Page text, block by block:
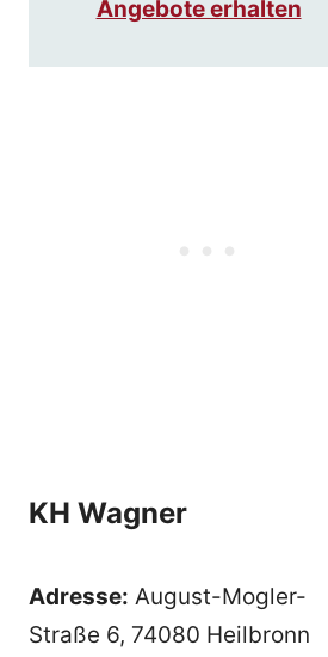
Angebote erhalten
KH Wagner
Adresse: August-Mogler-
Straße 6, 74080 Heilbronn